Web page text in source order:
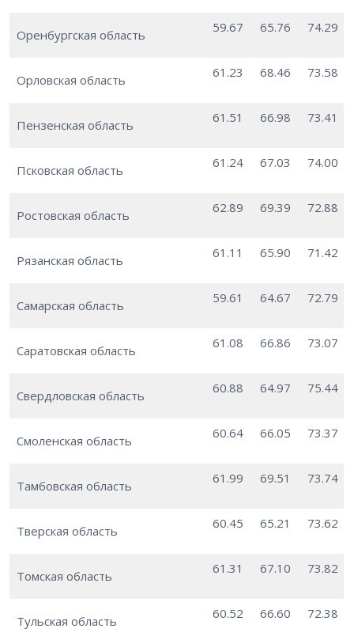
Оренбургская область 59.67 65.76 74.29
Орловская область 61.23 68.46 73.58
Пензенская область 61.51 66.98 73.41
Псковская область 61.24 67.03 74.00
Ростовская область 62.89 69.39 72.88
Рязанская область 61.11 65.90 71.42
Самарская область 59.61 64.67 72.79
Саратовская область 61.08 66.86 73.07
Свердловская область 60.88 64.97 75.44
Смоленская область 60.64 66.05 73.37
Тамбовская область 61.99 69.51 73.74
Тверская область 60.45 65.21 73.62
Томская область 61.31 67.10 73.82
Тульская область 60.52 66.60 72.38